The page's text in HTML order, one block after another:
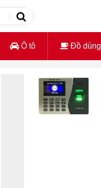
Ô tô Đồ dùng